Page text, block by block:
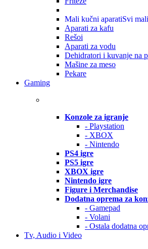
Mali kučni aparatiSvi
Aparati za kafu
Rešoi
Aparati za vodu
Dehidratori i kuvanje na
Mašine za meso
Pekare
Gaming
Konzole za igranje
- Playstation
- XBOX
- Nintendo
PS4 igre
PS5 igre
XBOX igre
Nintendo igre
Figure i Merchandise
Dodatna oprema za
- Gamepad
- Volani
- Ostala dodatna
Tv, Audio i Video